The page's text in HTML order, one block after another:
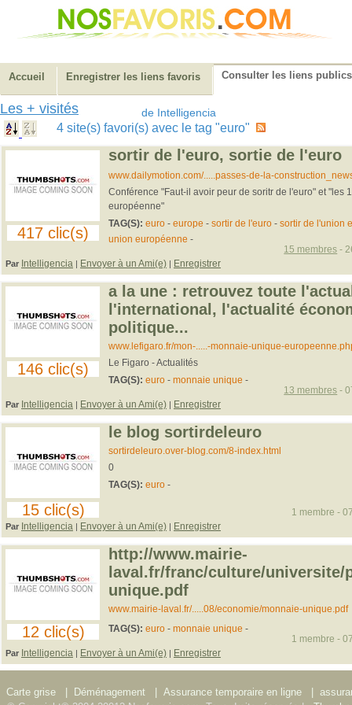
Accueil Enregistrer les liens favoris Consulter les liens publics
Les + visités de Intelligencia
4 site(s) favori(s) avec le tag "euro"
417 clic(s)
sortir de l'euro, sortie de l'euro
www.dailymotion.com/.....passes-de-la-
Conférence "Faut-il avoir peur de soritr de l'euro" et "les
européenne"
TAG(S): euro- europe - sortir de l'euro- sortir de l'union
union européenne -
Par Intelligencia | Envoyer à un Ami(e) | Enregistrer
15 membres -
146 clic(s)
a la une : retrouvez toute
l'international, l'actualité
politique...
www.lefigaro.fr/mon-.....-monnaie-unique-
Le Figaro - Actualités
TAG(S): euro- monnaie unique -
Par Intelligencia | Envoyer à un Ami(e) | Enregistrer
13 membres -
15 clic(s)
le blog sortirdeleuro
sortirdeleuro.over-blog.com/8-index.html
0
TAG(S): euro-
Par Intelligencia | Envoyer à un Ami(e) | Enregistrer
1 membre -
12 clic(s)
http://www.mairie-
laval.fr/franc/culture/universite/
unique.pdf
www.mairie-laval.fr/.....08/economie/monnaie-unique.pdf
TAG(S): euro- monnaie unique -
Par Intelligencia | Envoyer à un Ami(e) | Enregistrer
1 membre -
Carte grise Déménagement Assurance temporaire en ligne